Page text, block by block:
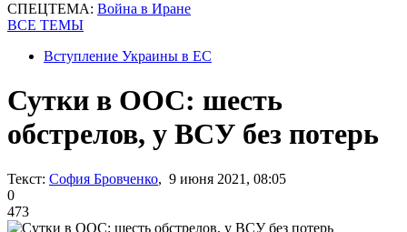
СПЕЦТЕМА: Война в Иране
ВСЕ ТЕМЫ
Вступление Украины в ЕС
Сутки в ООС: шесть
обстрелов, у ВСУ без потерь
Текст: София Бровченко, 9 июня 2021, 08:05
0
473